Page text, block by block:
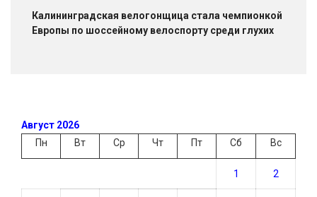
Калининградская велогонщица стала чемпионкой
Европы по шоссейному велоспорту среди глухих
Август 2026
Пн
Вт Ср Чт Пт Сб Вс
1 2